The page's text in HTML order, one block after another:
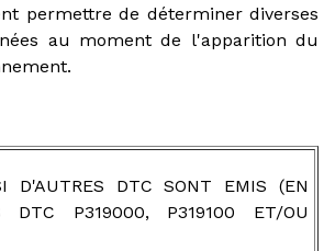
permettre de déterminer diverses
au moment de l'apparition du
D'AUTRES DTC SONT EMIS (EN
DTC P319000, P319100 ET/OU